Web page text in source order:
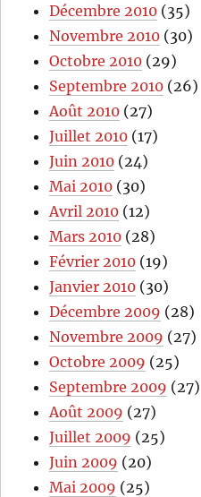
Décembre 2010 (35)
Novembre 2010 (30)
Octobre 2010 (29)
Septembre 2010 (26)
Août 2010 (27)
Juillet 2010 (17)
Juin 2010 (24)
Mai 2010 (30)
Avril 2010 (12)
Mars 2010 (28)
Février 2010 (19)
Janvier 2010 (30)
Décembre 2009 (28)
Novembre 2009 (27)
Octobre 2009 (25)
Septembre 2009 (27)
Août 2009 (27)
Juillet 2009 (25)
Juin 2009 (20)
Mai 2009 (25)